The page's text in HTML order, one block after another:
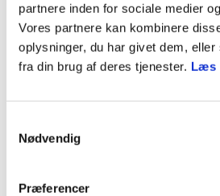
partnere inden for sociale medier
Vores partnere kan kombinere
oplysninger, du har givet dem,
fra din brug af deres tjenester. Læs
Nødvendig
Præferencer
spejderideen og -metoden
Ønsker at blive en endnu
med andre, der brænder for at
Tag med på og oplev, hvordan
spejdermetoden og friluftsliv kan